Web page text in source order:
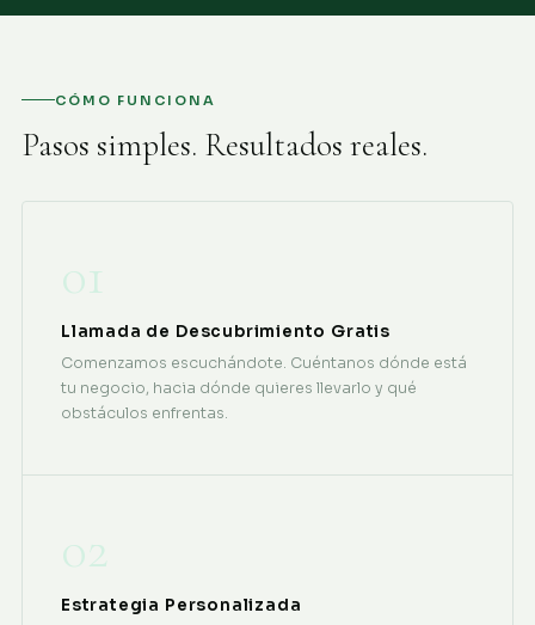
CÓMO FUNCIONA
Pasos simples. Resultados reales.
01
Llamada de Descubrimiento Gratis
Comenzamos escuchándote. Cuéntanos dónde está
tu negocio, hacia dónde quieres llevarlo y qué
obstáculos enfrentas.
02
Estrategia Personalizada